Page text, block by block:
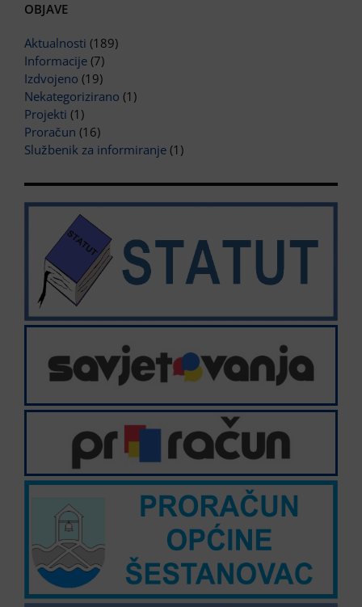
OBJAVE
Aktualnosti (189)
Informacije (7)
Izdvojeno (19)
Nekategorizirano (1)
Projekti (1)
Proračun (16)
Službenik za informiranje (1)